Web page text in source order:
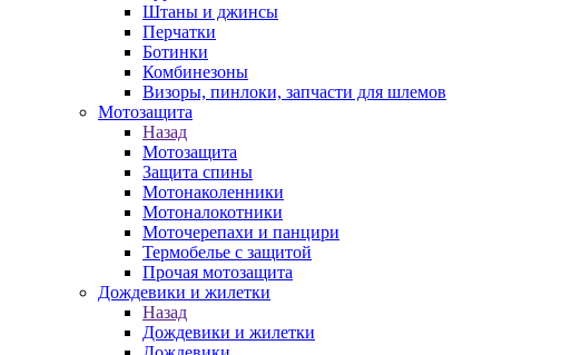
Штаны и джинсы
Перчатки
Ботинки
Комбинезоны
Визоры, пинлоки, запчасти для шлемов
Мотозащита
Назад
Мотозащита
Защита спины
Мотонаколенники
Мотоналокотники
Моточерепахи и панцири
Термобелье с защитой
Прочая мотозащита
Дождевики и жилетки
Назад
Дождевики и жилетки